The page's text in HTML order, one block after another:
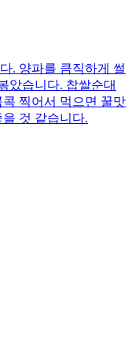
. 양파를 큼직하게 썰
았습니다. 찹쌀순대
찍어서 먹으면 꿀맛
것 같습니다.